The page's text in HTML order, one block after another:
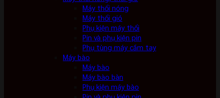
Máy thổi nóng
Máy thổi gió
Phụ kiện máy thổi
Pin và phụ kiện pin
Phụ tùng máy cầm tay
Máy bào
Máy bào
Máy bào bàn
Phụ kiện máy bào